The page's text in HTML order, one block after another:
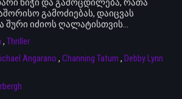
ნიჭი და გამოცდილება, რათა
გამოძიებას, დაიცვას
შური იძიოს ღალატისთვის…
, Thriller
Angarano , Channing Tatum , Debby Lynn